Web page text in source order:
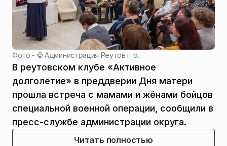
Фото - ©Администрация Реутов г. о.
В реутовском клубе «Активное
долголетие» в преддверии Дня матери
прошла встреча с мамами и жёнами бойцов
специальной военной операции, сообщили в
пресс-службе администрации округа.
Читать полностью